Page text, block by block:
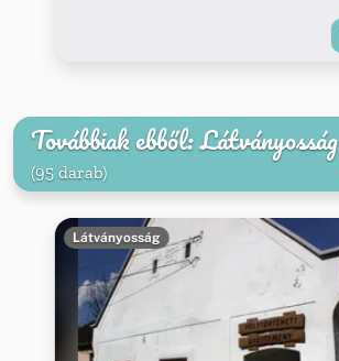
Továbbiak ebből: Látványosság
(95 darab)
Látványosság